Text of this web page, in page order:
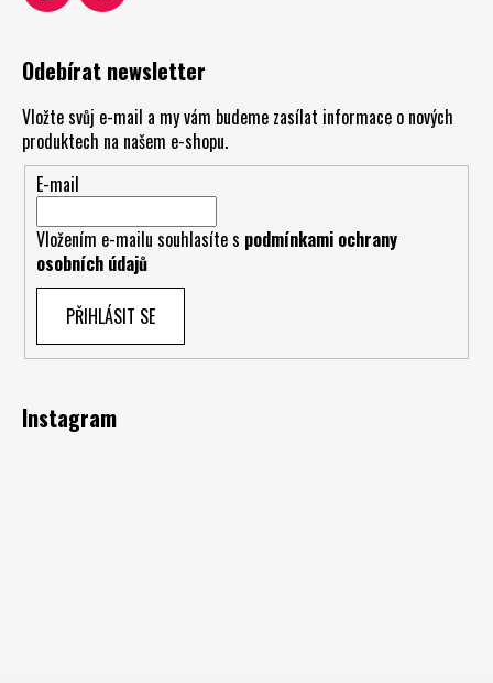
Odebírat newsletter
Vložte svůj e-mail a my vám budeme zasílat informace o nových
produktech na našem e-shopu.
E-mail
Vložením e-mailu souhlasíte s podmínkami ochrany
osobních údajů
PŘIHLÁSIT SE
Instagram